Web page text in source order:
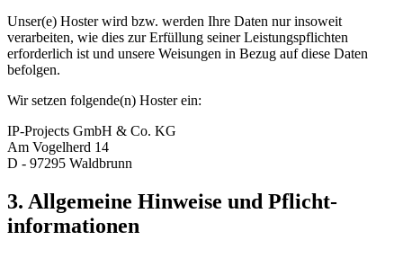
Unser(e) Hoster wird bzw. werden Ihre Daten nur insoweit
verarbeiten, wie dies zur Erfüllung seiner Leistungspflichten
erforderlich ist und unsere Weisungen in Bezug auf diese Daten
befolgen.
Wir setzen folgende(n) Hoster ein:
IP-Projects GmbH & Co. KG
Am Vogelherd 14
D - 97295 Waldbrunn
3. Allgemeine Hinweise und Pflicht­
informationen